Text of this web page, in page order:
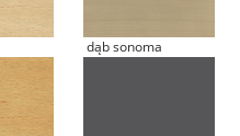
dąb sonoma